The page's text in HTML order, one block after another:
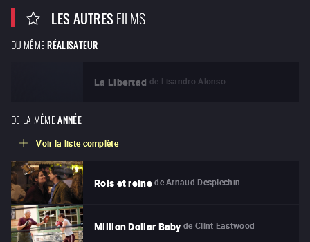
LES AUTRESFILMS
DU MÊME RÉALISATEUR
La Libertad de Lisandro Alonso
DE LA MÊME ANNÉE
Voir la liste complète
Rois et reine de Arnaud Desplechin
Million Dollar Baby de Clint Eastwood